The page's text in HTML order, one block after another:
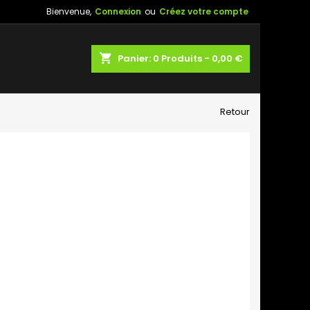
Bienvenue, Connexion ou Créez votre compte
shopping_cart Panier: 0 Produits - 0,00 €
Retour